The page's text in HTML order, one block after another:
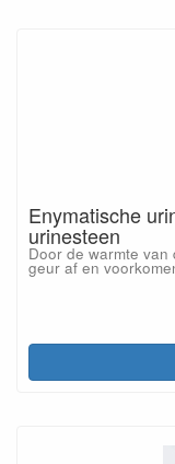
Enymatische
urinesteen
Door de warmte
geur af en